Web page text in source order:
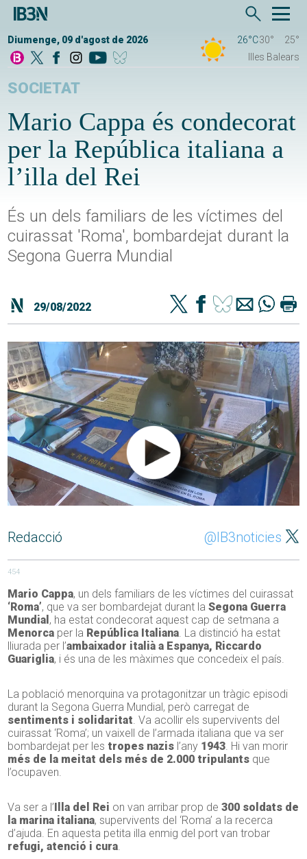
Diumenge, 09 d'agost de 2026 26°C30°
25°
Illes Balears
SOCIETAT
Mario Cappa és condecorat
per la República italiana a
l’illa del Rei
És un dels familiars de les víctimes del
cuirassat 'Roma', bombardejat durant la
Segona Guerra Mundial
29/08/2022
Redacció @IB3noticies
454
Mario Cappa, un dels familiars de les víctimes del cuirassat
‘Roma’, que va ser bombardejat durant laSegona Guerra
Mundial , ha estat condecorat aquest cap de setmana a
Menorca per la República Italiana. La distinció ha estat
lliurada per l’ambaixador italià a Espanya, Riccardo
Guariglia, i és una de les màximes que concedeix el país.
La població menorquina va protagonitzar un tràgic episodi
durant la Segona Guerra Mundial, però carregat de
sentiments i solidaritat. Va acollir els supervivents del
cuirassat ‘Roma’; un vaixell de l’armada italiana que va ser
bombardejat per les tropes nazis l’any 1943. Hi van morir
més de la meitat dels més de 2.000 tripulants que
l’ocupaven.
Va ser a l’ Illa del Rei on van arribar prop de300 soldats de
la marina italiana, supervivents del ‘Roma’ a la recerca
d’ajuda. En aquesta petita illa enmig del port van trobar
refugi, atenció i cura.